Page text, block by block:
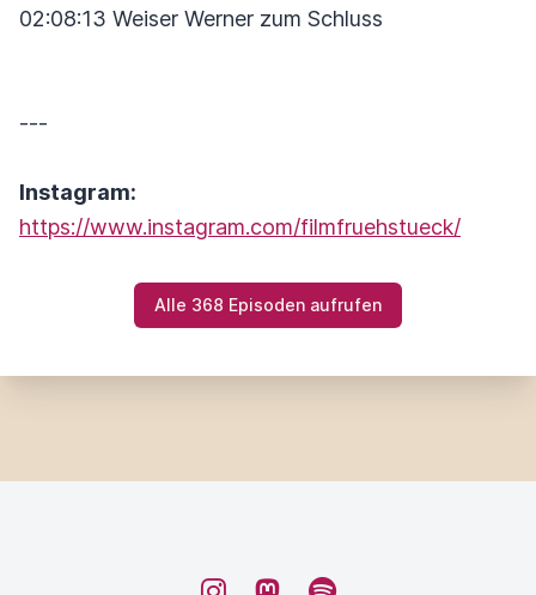
02:08:13 Weiser Werner zum Schluss
---
Instagram:
https://www.instagram.com/filmfruehstueck/
Alle 368 Episoden aufrufen
InstagramMastodon
Spotify